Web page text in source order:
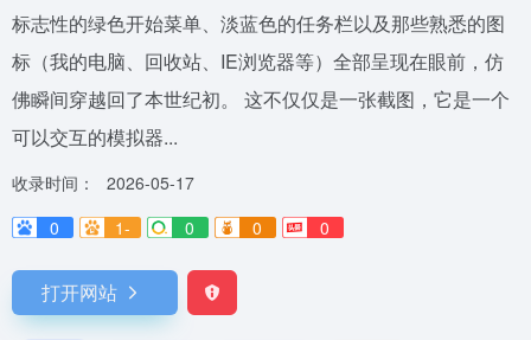
标志性的绿色开始菜单、淡蓝色的任务栏以及那些熟悉的图
标（我的电脑、回收站、IE浏览器等）全部呈现在眼前，仿
佛瞬间穿越回了本世纪初。 这不仅仅是一张截图，它是一个
可以交互的模拟器...
收录时间：
2026-05-17
0
1- 0 0 0
打开网站